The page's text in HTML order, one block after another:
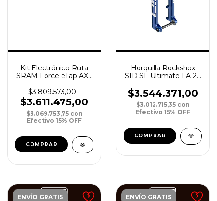
Kit Electrónico Ruta
SRAM Force eTap AXS
Hidráulico CL FM
$3.809.573,00
$3.611.475,00
$3.069.753,75 con
Efectivo 15% OFF
Horquilla Rockshox
SID SL Ultimate FA 29
Tapered 3P Crown A
$3.544.371,00
$3.012.715,35 con
Efectivo 15% OFF
ENVÍO GRATIS ENVÍO GRATIS